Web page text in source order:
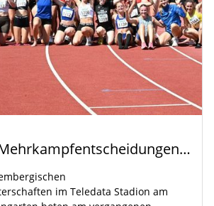
Spannende Mehrkampfentscheidungen in Weingarten
im Teledata Stadion am